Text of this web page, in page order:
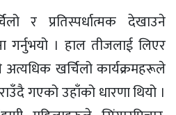
र प्रतिस्पर्धात्मक देखाउने
गर्नुभयो । हाल तीजलाई लिएर
अत्यधिक खर्चिलो कार्यक्रमहरूले
गएको उहाँको धारणा थियो ।